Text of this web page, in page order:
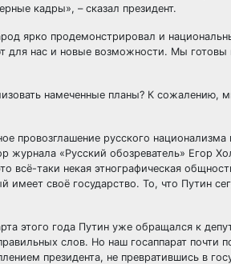
кадры», – сказал президент.
ярко продемонстрировал и
для нас и новые возможности. Мы готовы
намеченные планы? К сожалению,
провозглашение русского национализма
журнала «Русский обозреватель» Егор
всё-таки некая этнографическая
своё государство. То, что Путин
этого года Путин уже обращался к
слов. Но наш госаппарат почти
президента, не превратившись в